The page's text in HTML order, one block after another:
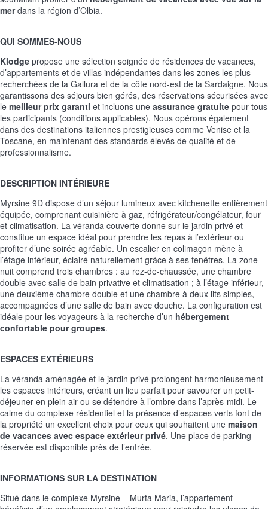
merdans la région d’Olbia.
QUI SOMMES-NOUS
Klodge propose une sélection soignée de résidences de vacances,
d’appartements et de villas indépendantes dans les zones les plus
recherchées de la Gallura et de la côte nord-est de la Sardaigne. Nous
garantissons des séjours bien gérés, des réservations sécurisées avec
le meilleur prix garanti et incluons une assurance gratuite pour tous
les participants (conditions applicables). Nous opérons également
dans des destinations italiennes prestigieuses comme Venise et la
Toscane, en maintenant des standards élevés de qualité et de
professionnalisme.
DESCRIPTION INTÉRIEURE
Myrsine 9D dispose d’un séjour lumineux avec kitchenette entièrement
équipée, comprenant cuisinière à gaz, réfrigérateur/congélateur, four
et climatisation. La véranda couverte donne sur le jardin privé et
constitue un espace idéal pour prendre les repas à l’extérieur ou
profiter d’une soirée agréable. Un escalier en colimaçon mène à
l’étage inférieur, éclairé naturellement grâce à ses fenêtres. La zone
nuit comprend trois chambres : au rez-de-chaussée, une chambre
double avec salle de bain privative et climatisation ; à l’étage inférieur,
une deuxième chambre double et une chambre à deux lits simples,
accompagnées d’une salle de bain avec douche. La configuration est
idéale pour les voyageurs à la recherche d’un hébergement
confortable pour groupes.
ESPACES EXTÉRIEURS
La véranda aménagée et le jardin privé prolongent harmonieusement
les espaces intérieurs, créant un lieu parfait pour savourer un petit-
déjeuner en plein air ou se détendre à l’ombre dans l’après-midi. Le
calme du complexe résidentiel et la présence d’espaces verts font de
la propriété un excellent choix pour ceux qui souhaitent une maison
de vacances avec espace extérieur privé. Une place de parking
réservée est disponible près de l’entrée.
INFORMATIONS SUR LA DESTINATION
Situé dans le complexe Myrsine – Murta Maria, l’appartement